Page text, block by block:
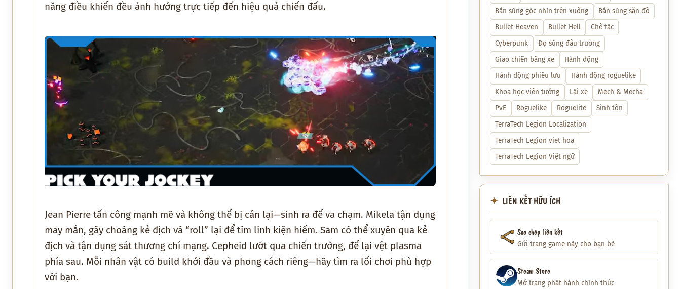
năng điều khiển đều ảnh hưởng trực tiếp đến hiệu quả chiến đấu.
Jean Pierre tấn công mạnh mẽ và không thể bị cản lại—sinh ra để va chạm. Mikela tận dụng
may mắn, gây choáng kẻ địch và “roll” lại để tìm linh kiện hiếm. Sam có thể xuyên qua kẻ
địch và tận dụng sát thương chí mạng. Cepheid lướt qua chiến trường, để lại vệt plasma
phía sau. Mỗi nhân vật có build khởi đầu và phong cách riêng—hãy tìm ra lối chơi phù hợp
với bạn.
Bắn súng góc nhìn trên xuống
Bắn súng săn đồ
Bullet Heaven
Bullet Hell
Chế tác
Cyberpunk
Đọ súng đấu trường
Giao chiến bằng xe
Hành động
Hành động phiêu lưu
Hành động roguelike
Khoa học viễn tưởng
Lái xe
Mech & Mecha
PvE
Roguelike Roguelite
Sinh tồn
TerraTech Legion Localization
TerraTech Legion viet hoa
TerraTech Legion Việt ngữ
LIÊN KẾT HỮU ÍCH
Sao chép liên kết
Gửi trang game này cho bạn bè
Steam Store
Mở trang phát hành chính thức